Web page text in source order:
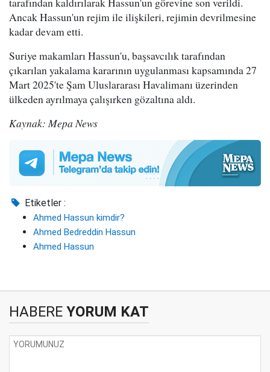
Ancak Hassun'un rejim ile ilişkileri, rejimin devrilmesine
kadar devam etti.
Suriye makamları Hassun'u, başsavcılık tarafından
çıkarılan yakalama kararının uygulanması kapsamında 27
Mart 2025'te Şam Uluslararası Havalimanı üzerinden
ülkeden ayrılmaya çalışırken gözaltına aldı.
Kaynak: Mepa News
Etiketler :
Ahmed Hassun kimdir?
Ahmed Bedreddin Hassun
Ahmed Hassun
HABERE YORUM KAT